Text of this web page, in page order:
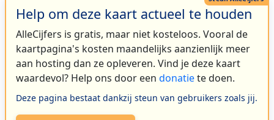
Help om deze kaart actueel te houden
AlleCijfers is gratis, maar niet kosteloos. Vooral de
kaartpagina's kosten maandelijks aanzienlijk meer
aan hosting dan ze opleveren. Vind je deze kaart
waardevol? Help ons door een donatiete doen.
Deze pagina bestaat dankzij steun van gebruikers zoals jij.